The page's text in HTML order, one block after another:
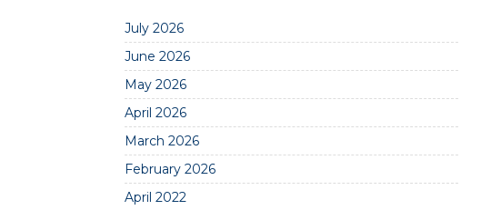
July 2026
June 2026
May 2026
April 2026
March 2026
February 2026
April 2022